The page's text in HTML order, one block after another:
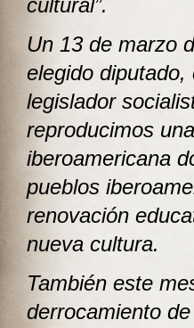
cultural”.
Un 13 de marzo
elegido
legislador
reproducimos
iberoamericana
pueblos
renovación
nueva cultura.
También este
derrocamiento